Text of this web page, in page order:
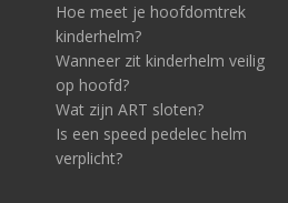
Hoe meet je hoofdomtrek
kinderhelm?
Wanneer zit kinderhelm veilig
op hoofd?
Wat zijn ART sloten?
Is een speed pedelec helm
verplicht?